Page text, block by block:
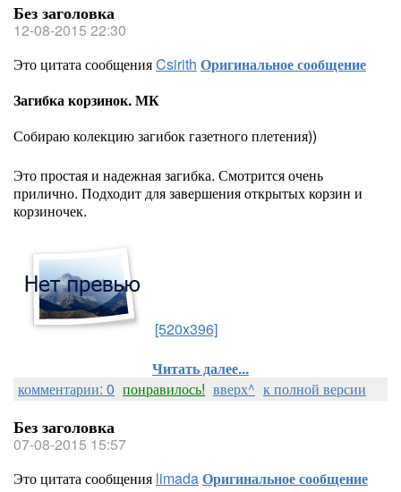
Без заголовка
12-08-2015 22:30
Это цитата сообщенияCsirith Оригинальное сообщение
Загибка корзинок. МК
Собираю колекцию загибок газетного плетения))
Это простая и надежная загибка. Смотрится очень
прилично. Подходит для завершения открытых корзин и
корзиночек.
[520x396]
Читать далее...
комментарии: 0 понравилось! вверх^ к полной версии
Без заголовка
07-08-2015 15:57
Это цитата сообщения limadaОригинальное сообщение